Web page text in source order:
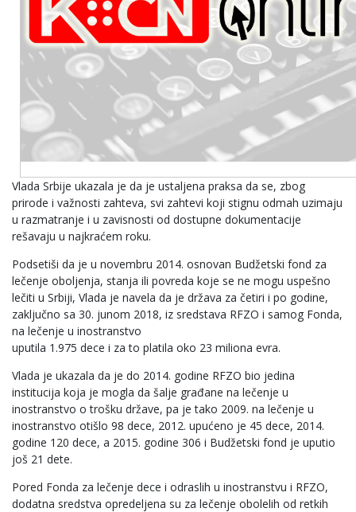
Vlada Srbije ukazala je da je ustaljena praksa da se, zbog
prirode i važnosti zahteva, svi zahtevi koji stignu odmah uzimaju
u razmatranje i u zavisnosti od dostupne dokumentacije
rešavaju u najkraćem roku.
Podsetiši da je u novembru 2014. osnovan Budžetski fond za
lečenje oboljenja, stanja ili povreda koje se ne mogu uspešno
lečiti u Srbiji, Vlada je navela da je država za četiri i po godine,
zaključno sa 30. junom 2018, iz sredstava RFZO i samog Fonda,
na lečenje u inostranstvo
uputila 1.975 dece i za to platila oko 23 miliona evra.
Vlada je ukazala da je do 2014. godine RFZO bio jedina
institucija koja je mogla da šalje građane na lečenje u
inostranstvo o trošku države, pa je tako 2009. na lečenje u
inostranstvo otišlo 98 dece, 2012. upućeno je 45 dece, 2014.
godine 120 dece, a 2015. godine 306 i Budžetski fond je uputio
još 21 dete.
Pored Fonda za lečenje dece i odraslih u inostranstvu i RFZO,
dodatna sredstva opredeljena su za lečenje obolelih od retkih